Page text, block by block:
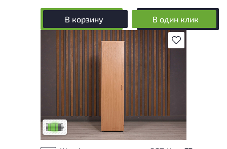
В корзину В один клик
В избранное
Низкая степень износа